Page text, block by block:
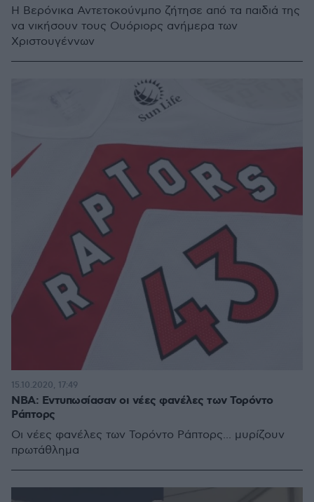
Η Βερόνικα Αντετοκούνμπο ζήτησε από τα παιδιά της
να νικήσουν τους Ουόριορς ανήμερα των
Χριστουγέννων
NBA: Εντυπωσίασαν οι νέες φανέλες των Τορόντο
Ράπτορς
Οι νέες φανέλες των Τορόντο Ράπτορς... μυρίζουν
πρωτάθλημα
15.10.2020, 17:49